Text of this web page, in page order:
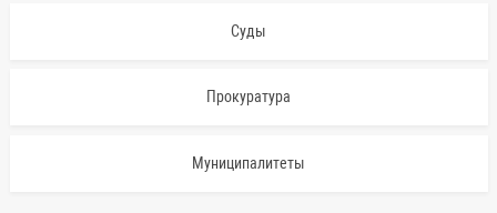
Суды
Прокуратура
Муниципалитеты